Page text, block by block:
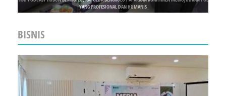
YANG PROFESIONAL DAN HUMANIS
BISNIS